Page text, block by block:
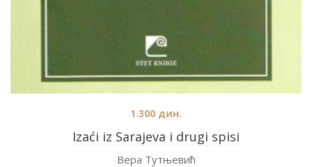
Izaći iz Sarajeva i drugi spisi
1.300 дин.
Вера Тутњевић